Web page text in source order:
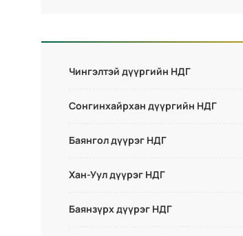
Чингэлтэй дүүргийн НДГ
Сонгинхайрхан дүүргийн НДГ
Баянгол дүүрэг НДГ
Хан-Уул дүүрэг НДГ
Баянзүрх дүүрэг НДГ